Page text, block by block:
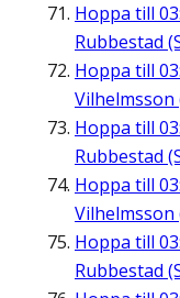
Hoppa till
Rubbestad
Hoppa till
Vilhelmsson
Hoppa till
Rubbestad
Hoppa till
Vilhelmsson
Hoppa till
Rubbestad